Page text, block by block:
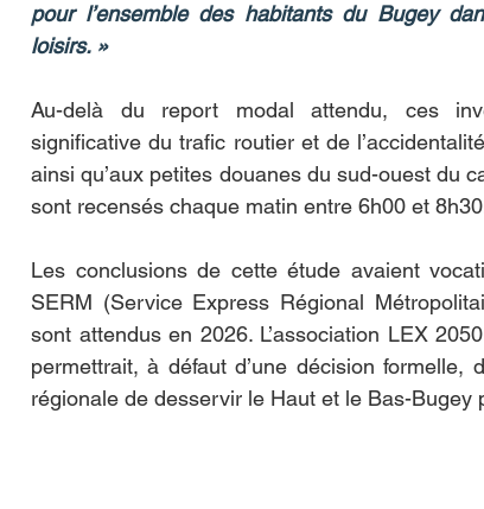
pour l’ensemble des habitants du Bugey
loisirs. »
Au-delà du report modal attendu, ces
significative du trafic routier et de
ainsi qu’aux petites douanes du sud-ouest du
sont recensés chaque matin entre 6h00 et
Les conclusions de cette étude avaient
SERM (Service Express Régional
sont attendus en 2026. L’association LEX
permettrait, à défaut d’une décision formelle,
régionale de desservir le Haut et le Bas-Bugey